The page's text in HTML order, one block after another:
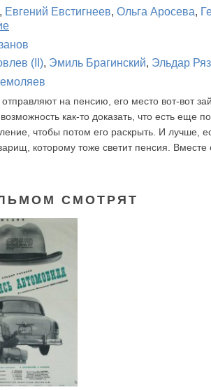
, Евгений Евстигнеев, Ольга Аросева,
(II), Эмиль Брагинский, Эльдар
на пенсию, его место вот-вот
как-то доказать, что есть еще
чтобы потом его раскрыть. И лучше,
которому тоже светит пенсия.
СМОТРЯТ